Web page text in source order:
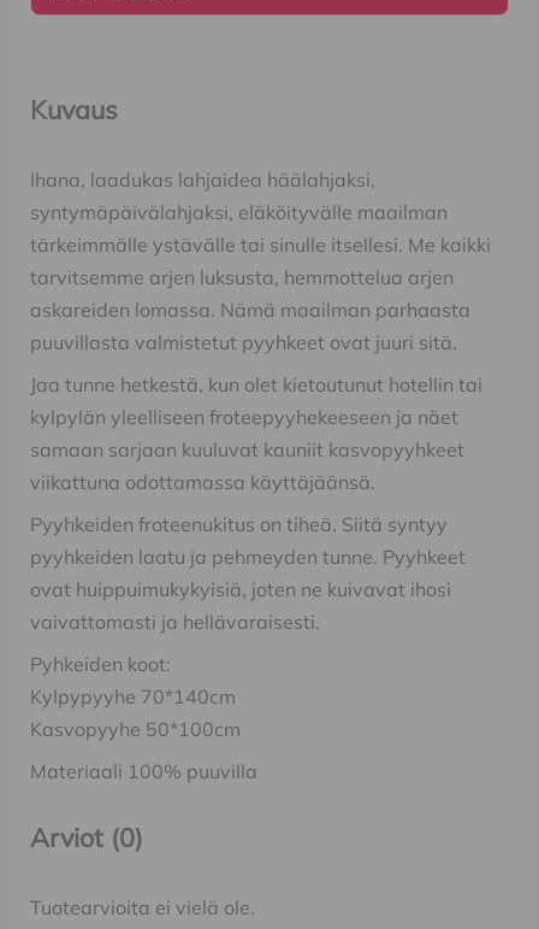
Kuvaus
Ihana, laadukas lahjaidea häälahjaksi,
syntymäpäivälahjaksi, eläköityvälle maailman
tärkeimmälle ystävälle tai sinulle itsellesi. Me kaikki
tarvitsemme arjen luksusta, hemmottelua arjen
askareiden lomassa. Nämä maailman parhaasta
puuvillasta valmistetut pyyhkeet ovat juuri sitä.
Jaa tunne hetkestä, kun olet kietoutunut hotellin tai
kylpylän yleelliseen froteepyyhekeeseen ja näet
samaan sarjaan kuuluvat kauniit kasvopyyhkeet
viikattuna odottamassa käyttäjäänsä.
Pyyhkeiden froteenukitus on tiheä. Siitä syntyy
pyyhkeiden laatu ja pehmeyden tunne. Pyyhkeet
ovat huippuimukykyisiä, joten ne kuivavat ihosi
vaivattomasti ja hellävaraisesti.
Pyhkeiden koot:
Kylpypyyhe 70*140cm
Kasvopyyhe 50*100cm
Materiaali 100% puuvilla
Arviot (0)
Tuotearvioita ei vielä ole.